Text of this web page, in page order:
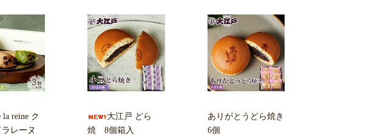
la reine ク
レーヌ
大江戸 どら
焼 8個箱入
ありがとうどら焼き
6個